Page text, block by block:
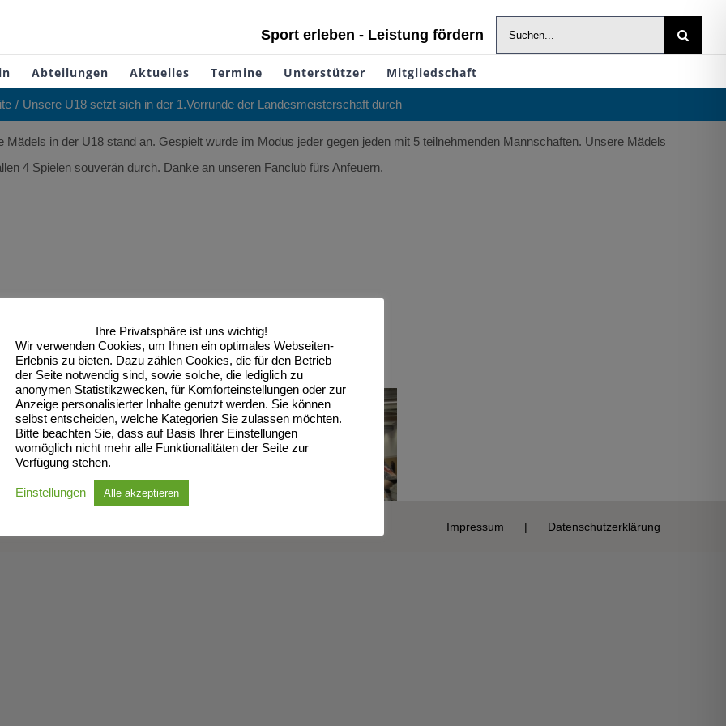
Sport erleben - Leistung fördern
Suche
nach:
Abteilungen Aktuelles Termine Unterstützer Mitgliedschaft
Unsere U18 setzt sich in der 1.Vorrunde der Landesmeisterschaft durch
in der U18 stand an. Gespielt wurde im Modus jeder gegen jeden mit 5 teilnehmenden Mannschaften. Unsere Mädels
4 Spielen souverän durch. Danke an unseren Fanclub fürs Anfeuern.
statt. Bis dahin heißt es weiterhin Gas gegeben im Training.
Impressum Datenschutzerklärung
Ihre Privatsphäre ist uns wichtig!
Wir verwenden Cookies, um Ihnen ein optimales Webseiten-
Erlebnis zu bieten. Dazu zählen Cookies, die für den Betrieb
der Seite notwendig sind, sowie solche, die lediglich zu
anonymen Statistikzwecken, für Komforteinstellungen oder zur
Anzeige personalisierter Inhalte genutzt werden. Sie können
selbst entscheiden, welche Kategorien Sie zulassen möchten.
Bitte beachten Sie, dass auf Basis Ihrer Einstellungen
womöglich nicht mehr alle Funktionalitäten der Seite zur
Verfügung stehen.
Einstellungen Alle akzeptieren